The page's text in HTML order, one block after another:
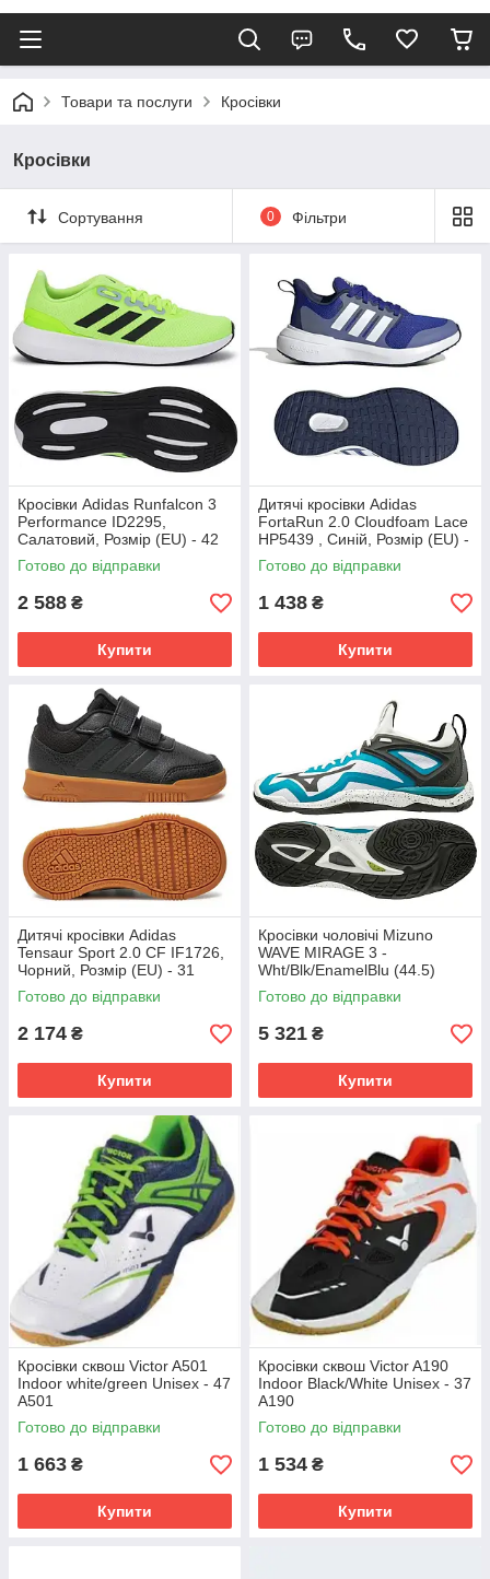
Товари та послуги Кросівки
Кросівки
Сортування 0 Фільтри
Кросівки Аdidas Runfalcon 3
Performance ID2295,
Салатовий, Розмір (EU) - 42
Готово до відправки
2 588 ₴
Купити
Дитячі кросівки Adidas
FortaRun 2.0 Cloudfoam Lace
HP5439 , Синій, Розмір (EU) -
28
Готово до відправки
1 438 ₴
Купити
Дитячі кросівки Adidas
Tensaur Sport 2.0 CF IF1726,
Чорний, Розмір (EU) - 31
Готово до відправки
2 174 ₴
Купити
Кросівки чоловічі Mizuno
WAVE MIRAGE 3 -
Wht/Blk/EnamelBlu (44.5)
UK10 X1GA1950-85
Готово до відправки
5 321 ₴
Купити
Кросівки сквош Victor A501
Indoor white/green Unisex - 47
A501
Готово до відправки
1 663 ₴
Купити
Кросівки сквош Victor A190
Indoor Black/White Unisex - 37
A190
Готово до відправки
1 534 ₴
Купити